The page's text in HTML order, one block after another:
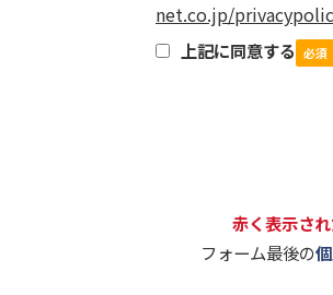
net.co.jp/
上記に同意する
赤く表示さ
フォーム最後の